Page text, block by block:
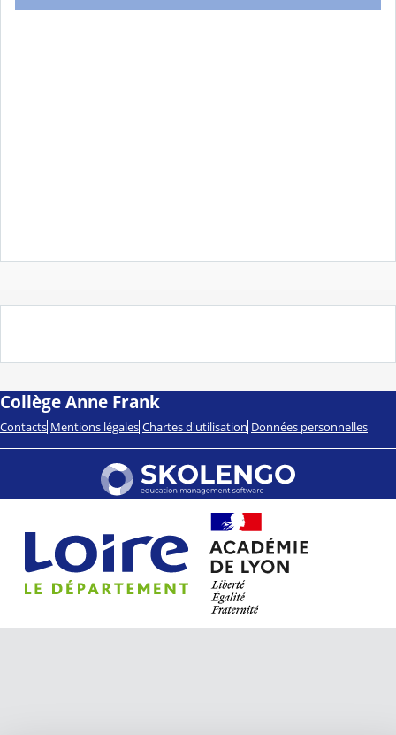
Collège Anne Frank
Contacts Mentions légales Chartes d'utilisation Données personnelles